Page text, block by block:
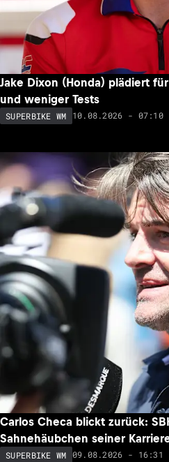
Jake Dixon (Honda) plädiert
und weniger Tests
SUPERBIKE WM 10.08.2026 - 07:10
Carlos Checa blickt zurück:
Sahnehäubchen seiner
SUPERBIKE WM 09.08.2026 - 16:31